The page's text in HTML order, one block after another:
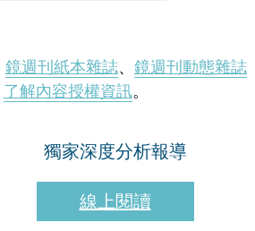
鏡週刊紙本雜誌、 鏡週刊動態雜誌
了解內容授權資訊。
獨家深度分析報導
線上閱讀